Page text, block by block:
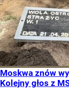
Moskwa znów
Kolejny głos z